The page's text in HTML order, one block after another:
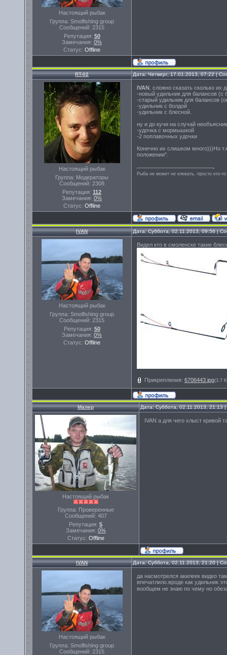
Настоящий рыбак
Группа: Smolfishing group
Сообщений: 2315
Репутация: 50
Замечания: 0%
Статус: Offline
RT-02 Дата: Четверг, 17.01.2013, 07:22 |
Настоящий рыбак
Группа: Модераторы
Сообщений: 2308
Репутация: 112
Замечания: 0%
Статус: Offline
IVAN , сложно сказать сколько
-новый удильник для балансов (с
-старый удильник для балансов
-удильник с болдой
-удильник с блесной.
ну и до кучи на случай
-удочка с мормышкой
-2 поплавочных удочки
Конечно их слишком много)))Но
положении".
Рыба не может не клевать, просто кто-
IVAN Дата: Суббота, 02.11.2013, 09:56 |
Настоящий рыбак
Группа: Smolfishing group
Сообщений: 2315
Репутация: 50
Замечания: 0%
Статус: Offline
Видел кто в смоленске такие
Прикрепления: 6706443.jpg(3.7
Малер Дата: Суббота, 02.11.2013, 21:13
Настоящий рыбак
Группа: Проверенные
Сообщений: 407
Репутация: 5
Замечания: 0%
Статус: Offline
IVAN а для чего хлыст кривой
IVAN Дата: Суббота, 02.11.2013, 21:20 |
Настоящий рыбак
Группа: Smolfishing group
Сообщений: 2315
да насмотрелся акилеек видео
впечатлило.вроде как удильник
вообщем не знаю по чему но